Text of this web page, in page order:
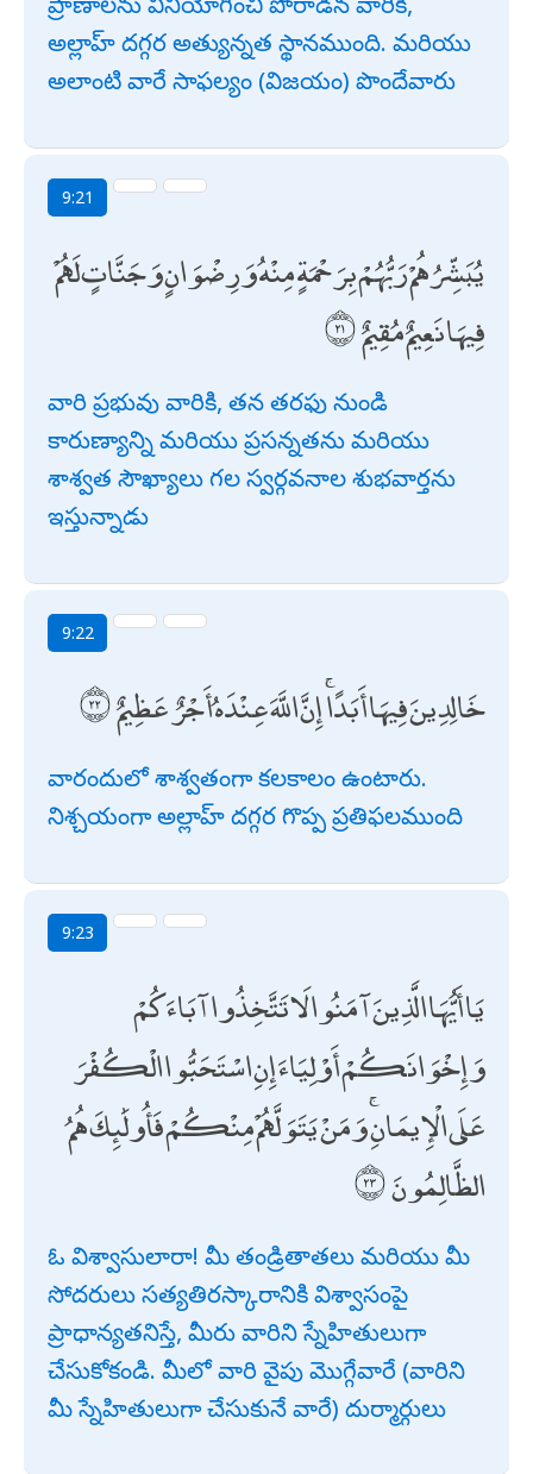
అల్లాహ్ దగ్గర అత్యున్నత స్థానముంది. మరియు
అలాంటి వారే సాఫల్యం (విజయం) పొందేవారు
9:21
يُبَشِّرُهُمْ رَبُّهُمْ بِرَحْمَةٍ مِنْهُ وَرِضْوَانٍ وَجَنَّاتٍ لَهُمْ
فِيهَا نَعِيمٌ مُقِيمٌ
వారి ప్రభువు వారికి, తన తరఫు నుండి
కారుణ్యాన్ని మరియు ప్రసన్నతను మరియు
శాశ్వత సౌఖ్యాలు గల స్వర్గవనాల శుభవార్తను
ఇస్తున్నాడు
9:22
خَالِدِينَ فِيهَا أَبَدًا ۚ إِنَّ اللَّهَ عِنْدَهُ أَجْرٌ عَظِيمٌ
వారందులో శాశ్వతంగా కలకాలం ఉంటారు.
నిశ్చయంగా అల్లాహ్ దగ్గర గొప్ప ప్రతిఫలముంది
9:23
يَا أَيُّهَا الَّذِينَ آمَنُوا لَا تَتَّخِذُوا آبَاءَكُمْ
وَإِخْوَانَكُمْ أَوْلِيَاءَ إِنِ اسْتَحَبُّوا الْكُفْرَ
عَلَى الْإِيمَانِ ۚ وَمَنْ يَتَوَلَّهُمْ مِنْكُمْ فَأُولَٰئِكَ هُمُ
الظَّالِمُونَ
ఓ విశ్వాసులారా! మీ తండ్రితాతలు మరియు మీ
సోదరులు సత్యతిరస్కారానికి విశ్వాసంపై
ప్రాధాన్యతనిస్తే, మీరు వారిని స్నేహితులుగా
చేసుకోకండి. మీలో వారి వైపు మొగ్గేవారే (వారిని
మీ స్నేహితులుగా చేసుకునే వారే) దుర్మార్గులు